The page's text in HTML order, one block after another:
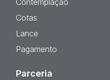
Cotas
Lance
Pagamento
Parceria